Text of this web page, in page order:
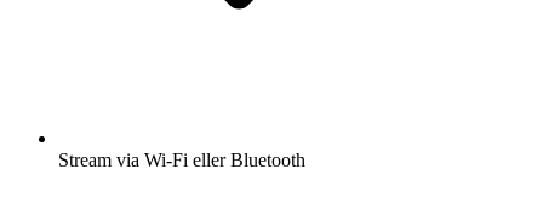
Stream via Wi-Fi eller Bluetooth